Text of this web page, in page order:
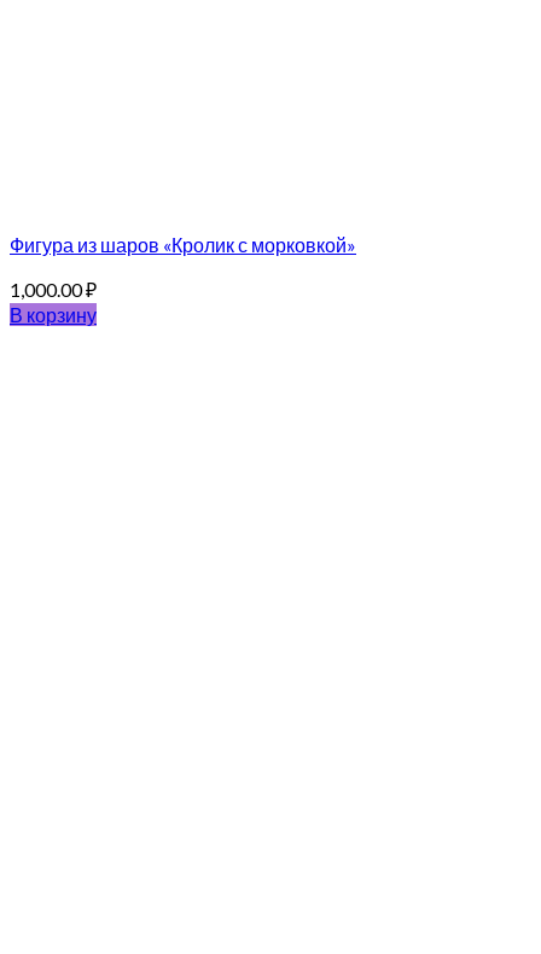
Фигура из шаров «Кролик с морковкой»
1,000.00₽
В корзину